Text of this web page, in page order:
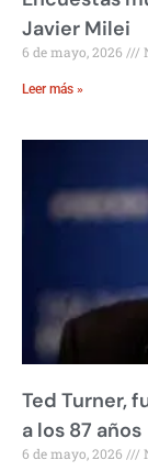
Javier Milei
6 de mayo, 2026
Leer más »
Ted Turner,
a los 87 años
6 de mayo, 2026